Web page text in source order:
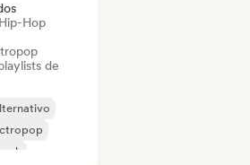
Hop
de